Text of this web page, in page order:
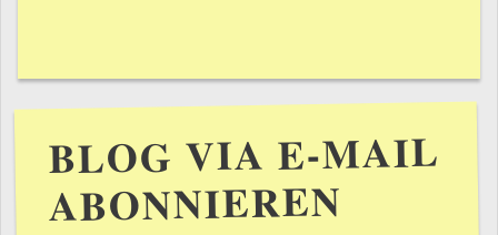
BLOG VIA E-MAIL
ABONNIEREN